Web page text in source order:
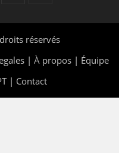
réservés
| À propos | Équipe
| Contact